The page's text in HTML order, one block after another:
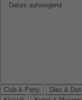
Datum aufsteigend
Club & Party Dies & Das